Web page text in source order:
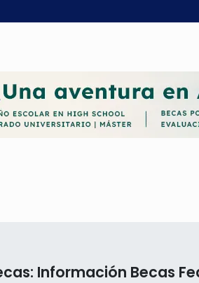
Información Becas